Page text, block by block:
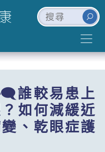
誰較易患上
如何減緩近
、乾眼症護